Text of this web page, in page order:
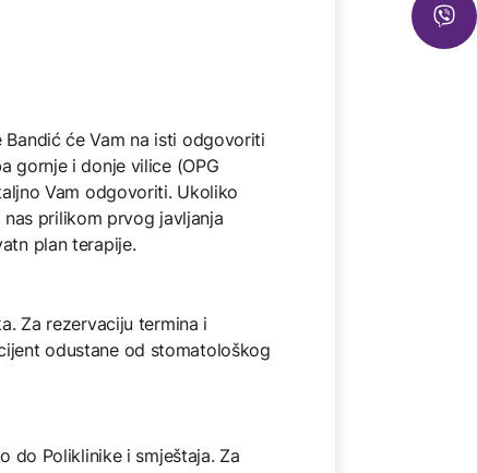
će Vam na isti odgovoriti
gornje i donje vilice (OPG
Vam odgovoriti. Ukoliko
prilikom prvog javljanja
plan terapije.
Za rezervaciju termina i
odustane od stomatološkog
do Poliklinike i smještaja. Za